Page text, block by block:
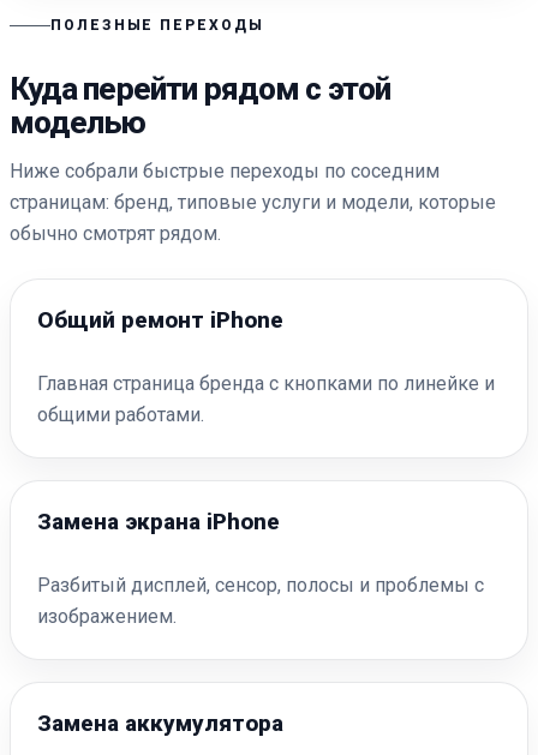
ПОЛЕЗНЫЕ ПЕРЕХОДЫ
Куда перейти рядом с этой
моделью
Ниже собрали быстрые переходы по соседним
страницам: бренд, типовые услуги и модели, которые
обычно смотрят рядом.
Общий ремонт iPhone
Главная страница бренда с кнопками по линейке и
общими работами.
Замена экрана iPhone
Разбитый дисплей, сенсор, полосы и проблемы с
изображением.
Замена аккумулятора